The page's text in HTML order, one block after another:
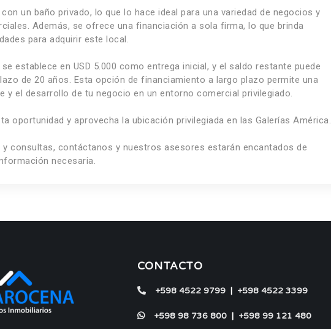
un baño privado, lo que lo hace ideal para una variedad de negocios y
Además, se ofrece una financiación a sola firma, lo que brinda
para adquirir este local.
establece en USD 5.000 como entrega inicial, y el saldo restante puede
de 20 años. Esta opción de financiamiento a largo plazo permite una
y el desarrollo de tu negocio en un entorno comercial privilegiado.
oportunidad y aprovecha la ubicación privilegiada en las Galerías América.
y consultas, contáctanos y nuestros asesores estarán encantados de
necesaria.
CONTACTO
+598 4522 9799| +598 4522 3399
+598 98 736 800| +598 99 121 480